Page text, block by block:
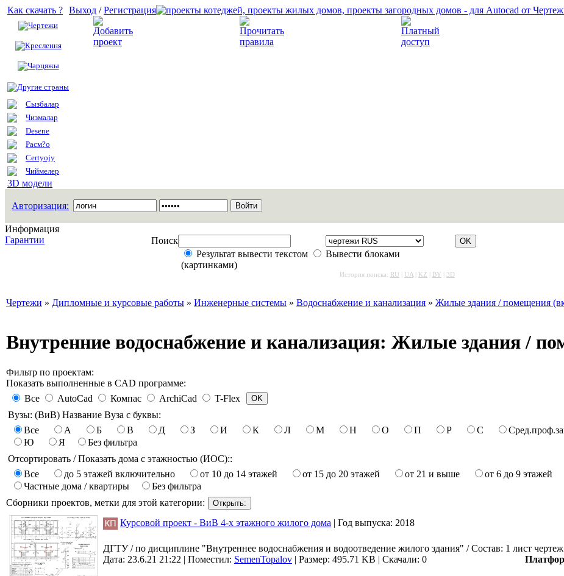
Как скачать ?
Чертежи
Креслення
Чарцяжы
Другие страны
Сызбалар
Чизмалар
Desene
Расм?о
Certyojy
Чиймелер
3D модели
Выход /Регистрация
Авторизация:
Информация
Гарантии
Поиск
Результат вывести текстом
Вывести блоками
(картинками)
История поиска: RU UA KZ BY 3D
Чертежи » Дипломные и курсовые работы » Инженерные системы » Водоснабжение и канализация » Жилые здания / помещения
Внутренние водоснабжение и канализация: Жилые здания /
Фильтр по проектам:
Показать выполненные в CAD программе:
Все
AutoCad Компас ArchiCad
T-Flex
Вузы: (ВиВ) Название Вуза с буквы:
Все
А Б В Д З И К Л М Н О П Р С
Ю
Я
Без фильтра
Отсортировать / Показать дома с этажностью (ИОС)::
Все
до 5 этажей включительно от 10 до 14 этажей от 15 до 20 этажей от 21 и выше
от 6 до 9 этажей
Частные дома / квартиры
Без фильтра
Сборники проектов, метки для этой категории:
Курсовой проект - ВиВ 4-х этажного жилого дома | Год выпуска: 2018
ДГТУ / по дисциплине "Внутреннее водоснабжения и водоотведение жилого здания" / Состав: 1 лист
Дата: 23.6.21 21:22 | Поместил: SemenTopalov | Размер: 495.71 KB | Скачали: 0